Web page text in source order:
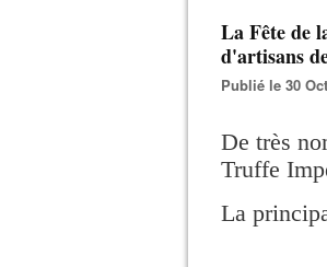
La Fête de
d'artisans
Publié le 30
De très
Truffe
La